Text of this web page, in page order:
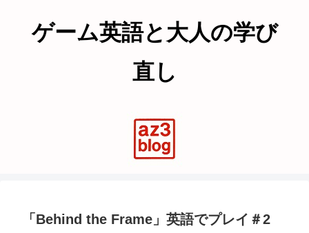
ゲーム英語と大人の学び
直し
「Behind the Frame」英語でプレイ＃2